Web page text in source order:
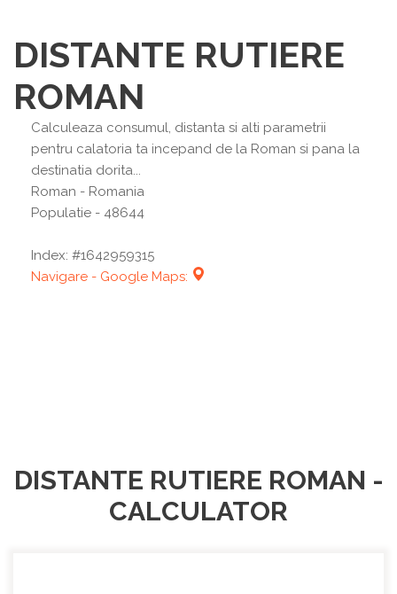
DISTANTE RUTIERE
ROMAN
Calculeaza consumul, distanta si alti parametrii
pentru calatoria ta incepand de la Roman si pana la
destinatia dorita...
Roman - Romania
Populatie - 48644
Index: #1642959315
Navigare - Google Maps:
DISTANTE RUTIERE ROMAN -
CALCULATOR